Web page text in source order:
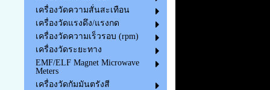
เครื่องวัดความสั่นสะเทือน
เครื่องวัดแรงดึง/แรงกด
เครื่องวัดความเร็วรอบ (rpm)
เครื่องวัดระยะทาง
EMF/ELF Magnet Microwave
Meters
เครื่องวัดกัมมันตรังสี